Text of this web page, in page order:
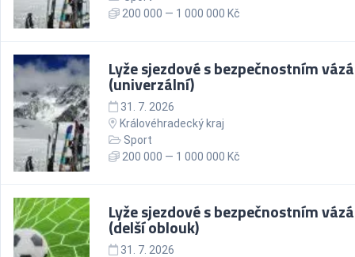
200 000 — 1 000 000 Kč
Lyže sjezdové s bezpečnostním
(univerzální)
31. 7. 2026
Královéhradecký kraj
Sport
200 000 — 1 000 000 Kč
Lyže sjezdové s bezpečnostním
(delší oblouk)
31. 7. 2026